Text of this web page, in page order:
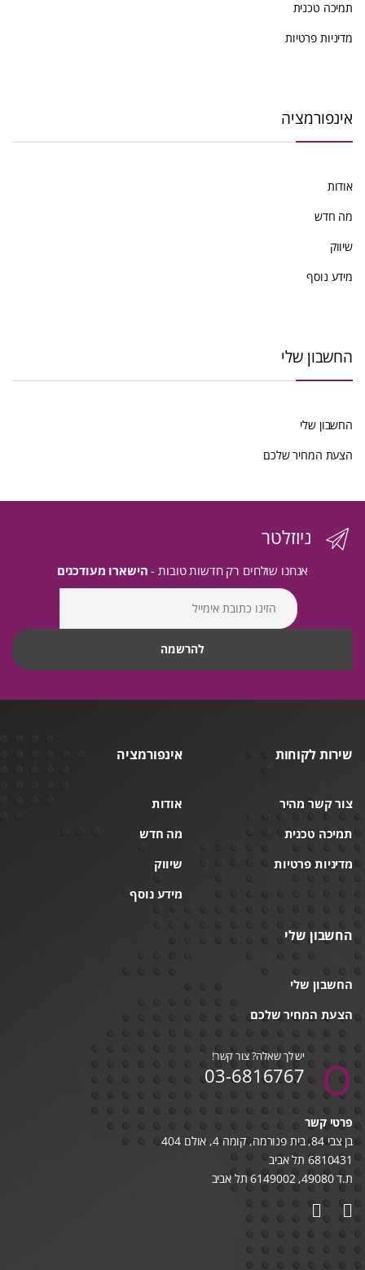
תמיכה טכנית
מדיניות פרטיות
אינפורמציה
אודות
מה חדש
שיווק
מידע נוסף
החשבון שלי
החשבון שלי
הצעת המחיר שלכם
ניוזלטר
אנחנו שולחים רק חדשות טובות - הישארו מעודכנים
שירות לקוחות
צור קשר מהיר
תמיכה טכנית
מדיניות פרטיות
אינפורמציה
אודות
מה חדש
שיווק
מידע נוסף
החשבון שלי
החשבון שלי
הצעת המחיר שלכם
יש לך שאלה? צור קשר!
03-6816767
פרטי קשר
בן צבי 84, בית פנורמה, קומה 4, אולם 404
6810431 תל אביב
ת.ד 49080, 6149002 תל אביב